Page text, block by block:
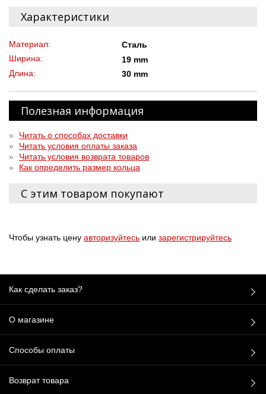
Характеристики
Материал:
Сталь
Ширина:
19 mm
Длина:
30 mm
Полезная информация
»
Читать о способах доставки
»
Читать условия оплаты заказа
»
Читать условия возврата товаров
»
Как определить размер кольца
С этим товаром покупают
Чтобы узнать цену авторизуйтесь или зарегистрируйтесь
Как сделать заказ?
О магазине
Способы оплаты
Возврат товара